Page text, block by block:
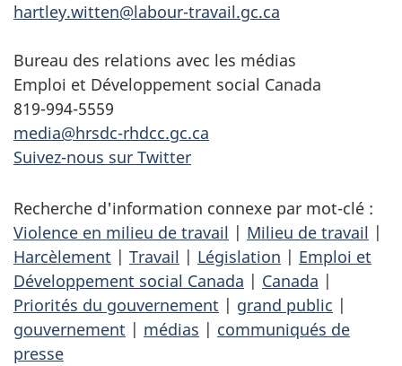
hartley.witten@labour-travail.gc.ca
Bureau des relations avec les médias
Emploi et Développement social Canada
819-994-5559
media@hrsdc-rhdcc.gc.ca
Suivez-nous sur Twitter
Recherche d'information connexe par mot-clé :
Violence en milieu de travail | Milieu de travail |
Harcèlement | Travail | Législation | Emploi et
Développement social Canada | Canada |
Priorités du gouvernement | grand public |
gouvernement | médias | communiqués de
presse